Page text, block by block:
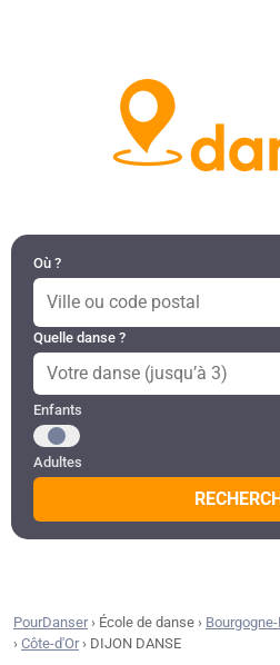
Où ?
Quelle danse ?
Public recherché
Enfants
Adultes
PourDanser› École de danse ›
› Côte-d'Or› DIJON DANSE